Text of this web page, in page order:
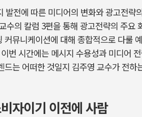
발전에 따른 미디어의 변화와 광고전
수의 칼럼 3편을 통해 광고전략의 주
뮤니케이션에 대해 종합적으로 다룰
번 시간에는 메시지 수용성과 미디어
드는 어떠한 것일지 김주영 교수가 전
자이기 이전에 사람